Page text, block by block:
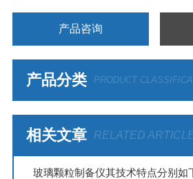
产品咨询
产品分类 PRODUCT
相关文章 RELATED
玻璃颗粒制备仪其技术特点分别如